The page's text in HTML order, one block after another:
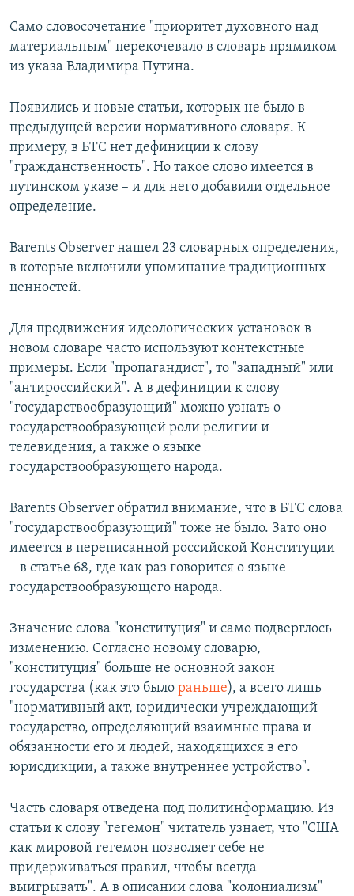
Само словосочетание "приоритет духовного над
материальным" перекочевало в словарь прямиком
из указа Владимира Путина.
Появились и новые статьи, которых не было в
предыдущей версии нормативного словаря. К
примеру, в БТС нет дефиниции к слову
"гражданственность". Но такое слово имеется в
путинском указе – и для него добавили отдельное
определение.
Barents Observer нашел 23 словарных определения,
в которые включили упоминание традиционных
ценностей.
Для продвижения идеологических установок в
новом словаре часто используют контекстные
примеры. Если "пропагандист", то "западный" или
"антироссийский". А в дефиниции к слову
"государствообразующий" можно узнать о
государствообразующей роли религии и
телевидения, а также о языке
государствообразующего народа.
Barents Observer обратил внимание, что в БТС слова
"государствообразующий" тоже не было. Зато оно
имеется в переписанной российской Конституции
– в статье 68, где как раз говорится о языке
государствообразующего народа.
Значение слова "конституция" и само подверглось
изменению. Согласно новому словарю,
"конституция" больше не основной закон
государства (как это было раньше), а всего лишь
"нормативный акт, юридически учреждающий
государство, определяющий взаимные права и
обязанности его и людей, находящихся в его
юрисдикции, а также внутреннее устройство".
Часть словаря отведена под политинформацию. Из
статьи к слову "гегемон" читатель узнает, что "США
как мировой гегемон позволяет себе не
придерживаться правил, чтобы всегда
выигрывать". А в описании слова "колониализм"